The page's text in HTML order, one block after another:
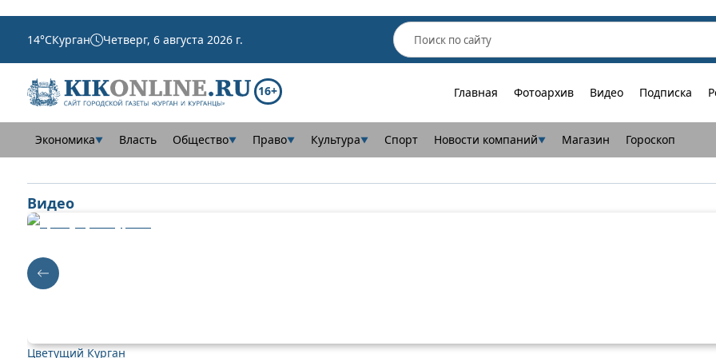
14°CКурган Четверг, 6 августа 2026 г.
16+ Главная Фотоархив Видео Подписка
Экономика▼ Власть Общество▼ Право▼ Культура▼ Спорт Новости компаний▼ Магазин Гороскоп
Видео
Цветущий Курган